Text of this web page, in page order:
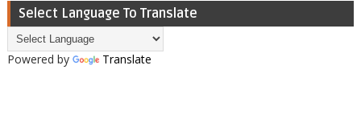
Select Language To Translate
Powered by Translate